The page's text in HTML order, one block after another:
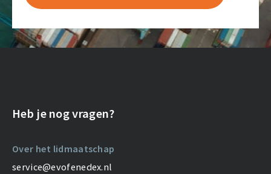
Heb je nog vragen?
Over het lidmaatschap
service@evofenedex.nl